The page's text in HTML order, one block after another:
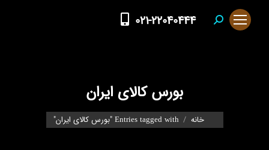
Search:
021-22040444
بورس کالای ایران
You are here:
خانه Entries tagged with "بورس کالای ایران"